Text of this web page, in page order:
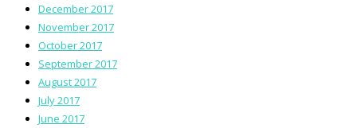
December 2017
November 2017
October 2017
September 2017
August 2017
July 2017
June 2017